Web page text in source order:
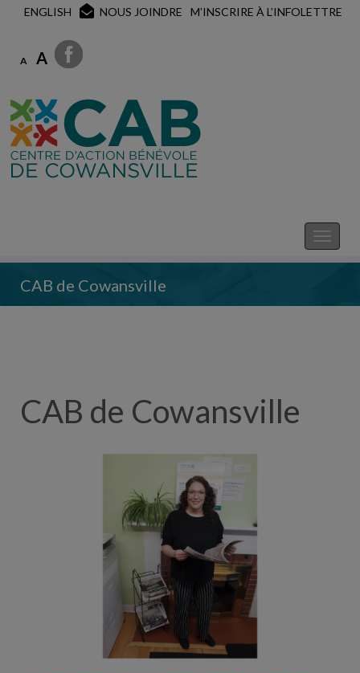
ENGLISH NOUS JOINDRE M’INSCRIRE À L’INFOLETTRE
A A
CAB de Cowansville
CAB de Cowansville